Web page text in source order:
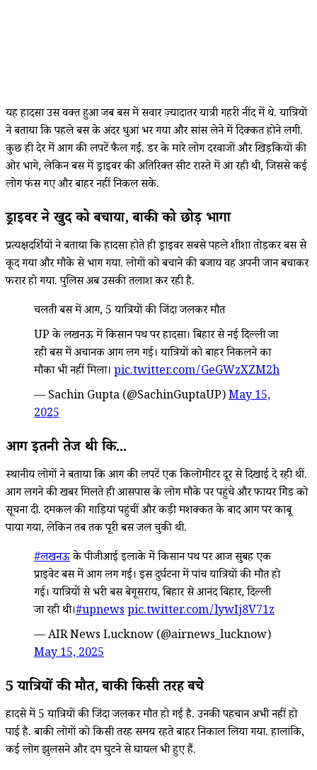
यह हादसा उस वक्त हुआ जब बस में सवार ज़्यादातर यात्री गहरी नींद में थे. यात्रियों
ने बताया कि पहले बस के अंदर धुआं भर गया और सांस लेने में दिक्कत होने लगी.
कुछ ही देर में आग की लपटें फैल गईं. डर के मारे लोग दरवाजों और खिड़कियों की
ओर भागे, लेकिन बस में ड्राइवर की अतिरिक्त सीट रास्ते में आ रही थी, जिससे कई
लोग फंस गए और बाहर नहीं निकल सके.
ड्राइवर ने खुद को बचाया, बाकी को छोड़ भागा
प्रत्यक्षदर्शियों ने बताया कि हादसा होते ही ड्राइवर सबसे पहले शीशा तोड़कर बस से
कूद गया और मौके से भाग गया. लोगों को बचाने की बजाय वह अपनी जान बचाकर
फरार हो गया. पुलिस अब उसकी तलाश कर रही है.
चलती बस में आग, 5 यात्रियों की जिंदा जलकर मौत
UP के लखनऊ में किसान पथ पर हादसा। बिहार से नई दिल्ली जा
रही बस में अचानक आग लग गई। यात्रियों को बाहर निकलने का
मौका भी नहीं मिला। pic.twitter.com/GeGWzXZM2h
— Sachin Gupta (@SachinGuptaUP)May 15,
2025
आग इतनी तेज थी कि...
स्थानीय लोगों ने बताया कि आग की लपटें एक किलोमीटर दूर से दिखाई दे रही थीं.
आग लगने की खबर मिलते ही आसपास के लोग मौके पर पहुंचे और फायर ब्रिगेड को
सूचना दी. दमकल की गाड़ियां पहुंचीं और कड़ी मशक्कत के बाद आग पर काबू
पाया गया, लेकिन तब तक पूरी बस जल चुकी थी.
#लखनऊके पीजीआई इलाके में किसान पथ पर आज सुबह एक
प्राइवेट बस में आग लग गई। इस दुर्घटना में पांच यात्रियों की मौत हो
गई। यात्रियों से भरी बस बेगूसराय, बिहार से आनंद विहार, दिल्ली
जा रही थी।#upnewspic.twitter.com/lywIj8V71z
— AIR News Lucknow (@airnews_lucknow)
May 15, 2025
5 यात्रियों की मौत, बाकी किसी तरह बचे
हादसे में 5 यात्रियों की जिंदा जलकर मौत हो गई है. उनकी पहचान अभी नहीं हो
पाई है. बाकी लोगों को किसी तरह समय रहते बाहर निकाल लिया गया. हालांकि,
कई लोग झुलसने और दम घुटने से घायल भी हुए हैं.